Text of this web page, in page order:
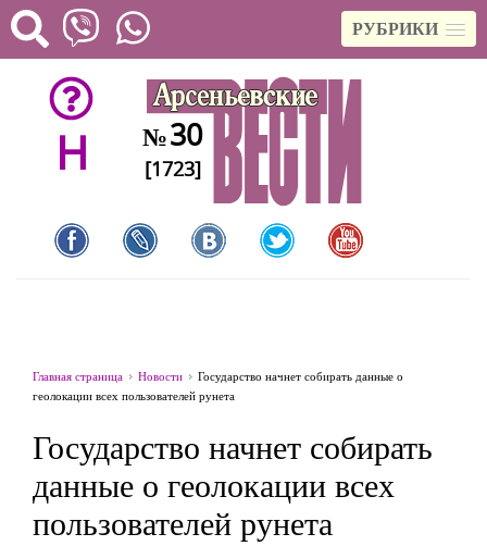
РУБРИКИ
H №30
[1723]
Главная страница Новости
Государство начнет собирать данные о
геолокации всех пользователей рунета
Государство начнет собирать
данные о геолокации всех
пользователей рунета